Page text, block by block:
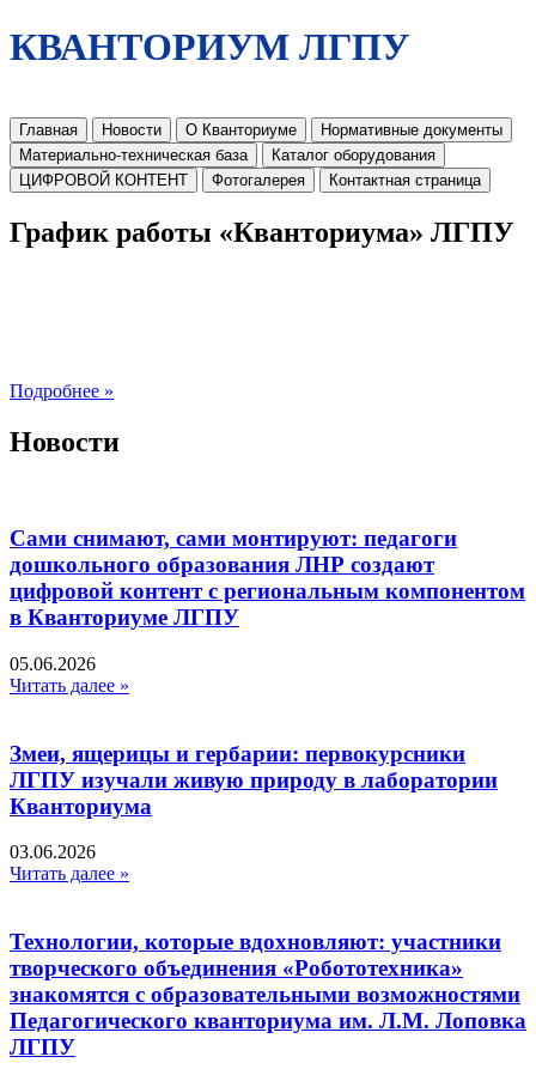
КВАНТОРИУМ ЛГПУ
Главная Новости О Кванториуме
Нормативные документы
Материально-техническая база
Каталог оборудования
ЦИФРОВОЙ КОНТЕНТ
Фотогалерея Контактная страница
График работы «Кванториума» ЛГПУ
Подробнее »
Новости
Сами снимают, сами монтируют: педагоги
дошкольного образования ЛНР создают
цифровой контент с региональным компонентом
в Кванториуме ЛГПУ​
05.06.2026
Читать далее »
Змеи, ящерицы и гербарии: первокурсники
ЛГПУ изучали живую природу в лаборатории
Кванториума
03.06.2026
Читать далее »
Технологии, которые вдохновляют: участники
творческого объединения «Робототехника»
знакомятся с образовательными возможностями
Педагогического кванториума им. Л.М. Лоповка
ЛГПУ